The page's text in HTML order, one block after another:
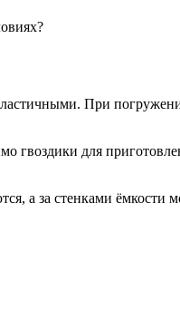
При
гвоздики для
а за стенками ёмкости